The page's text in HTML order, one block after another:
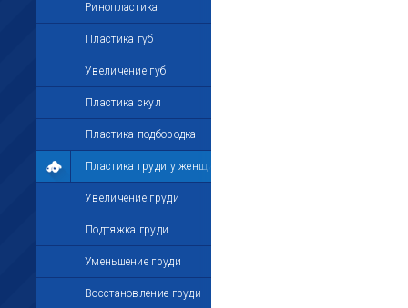
Ринопластика
Пластика губ
Увеличение губ
Пластика скул
Пластика подбородка
Пластика груди у женщин
Увеличение груди
Подтяжка груди
Уменьшение груди
Восстановление груди